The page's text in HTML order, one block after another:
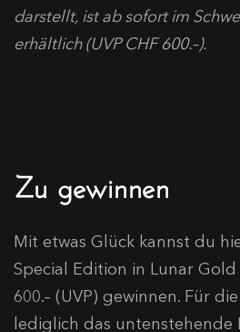
darstellt, ist ab sofort im
erhältlich (UVP CHF 600.–).
Zu gewinnen
Mit etwas Glück kannst du
Special Edition in Lunar
600.– (UVP) gewinnen. Für
lediglich das untenstehende